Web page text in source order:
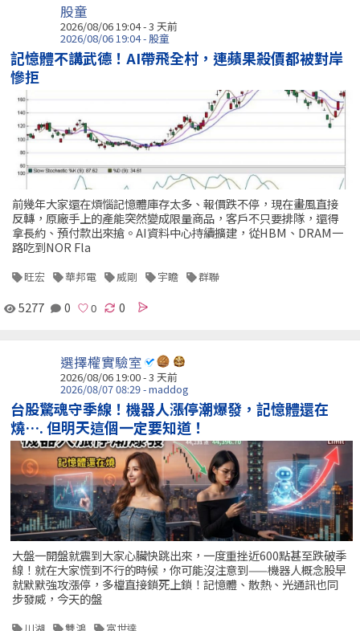
股童
2026/08/06 19:04 - 3 天前
2026/08/06 19:04 - 股童
記憶體不講武德！AI帶飛全村，連蘋果殺價都被對岸
慘拒
前幾年大家還在煩惱記憶體庫存太多、報價跌不停，現在畫風直接
反轉，原廠手上的產能突然變成限量商品，客戶不只要排隊，還得
拿長約、預付款出來搶。AI資料中心持續擴建，從HBM、DRAM一
路吃到NOR Fla
旺宏 華邦電 威剛 宇瞻 群聯
5277 0 0
選擇權實驗室
2026/08/06 19:00 - 3 天前
2026/08/07 08:29 - maddog
台股驚魂守季線！機器人漲停潮爆發，記憶體還在
燒…. 但明天這個一定要知道！
大盤一開盤就震到大家心臟快跳出來，一度重挫近600點甚至跌破季
線！就在大家慌到不行的時候，你可能沒注意到——機器人概念股早
就默默強攻漲停，多檔直接鎖死上鎖！記憶體、散熱、光通訊也同
步發威，今天的盤